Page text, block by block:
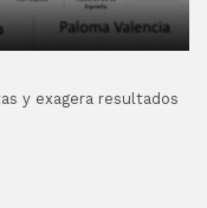
y exagera resultados